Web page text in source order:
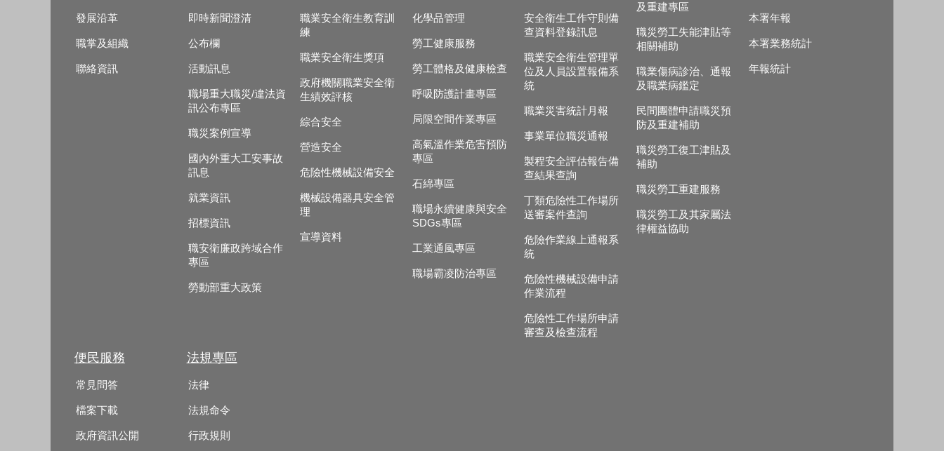
發展沿革
職掌及組織
聯絡資訊
即時新聞澄清
公布欄
活動訊息
職場重大職災/違法資
訊公布專區
職災案例宣導
國內外重大工安事故
訊息
就業資訊
招標資訊
職安衛廉政跨域合作
專區
勞動部重大政策
職業安全衛生教育訓
練
職業安全衛生獎項
政府機關職業安全衛
生績效評核
綜合安全
營造安全
危險性機械設備安全
機械設備器具安全管
理
宣導資料
化學品管理
勞工健康服務
勞工體格及健康檢查
呼吸防護計畫專區
局限空間作業專區
高氣溫作業危害預防
專區
石綿專區
職場永續健康與安全
SDGs專區
工業通風專區
職場霸凌防治專區
安全衛生工作守則備
查資料登錄訊息
職業安全衛生管理單
位及人員設置報備系
統
職業災害統計月報
事業單位職災通報
製程安全評估報告備
查結果查詢
丁類危險性工作場所
送審案件查詢
危險作業線上通報系
統
危險性機械設備申請
作業流程
危險性工作場所申請
審查及檢查流程
及重建專區
職災勞工失能津貼等
相關補助
職業傷病診治、通報
及職業病鑑定
民間團體申請職災預
防及重建補助
職災勞工復工津貼及
補助
職災勞工重建服務
職災勞工及其家屬法
律權益協助
本署年報
本署業務統計
年報統計
便民服務
常見問答
檔案下載
政府資訊公開
法規專區
法律
法規命令
行政規則